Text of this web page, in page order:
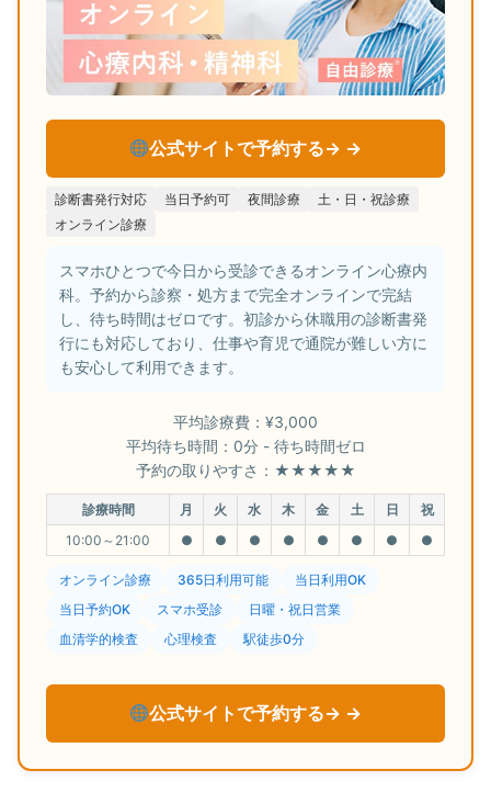
公式サイトで予約する→
診断書発行対応 当日予約可 夜間診療
土・日・祝診療
オンライン診療
スマホひとつで今日から受診できるオンライン心療内
科。予約から診察・処方まで完全オンラインで完結
し、待ち時間はゼロです。初診から休職用の診断書発
行にも対応しており、仕事や育児で通院が難しい方に
も安心して利用できます。
平均診療費：¥3,000
平均待ち時間：0分 - 待ち時間ゼロ
予約の取りやすさ：★★★★★
診療時間 月 火 水 木 金 土 日
祝
10:00～21:00
● ● ● ● ● ● ● ●
オンライン診療 365日利用可能
当日利用OK
当日予約OK
スマホ受診
日曜・祝日営業
血清学的検査
心理検査 駅徒歩0分
公式サイトで予約する→